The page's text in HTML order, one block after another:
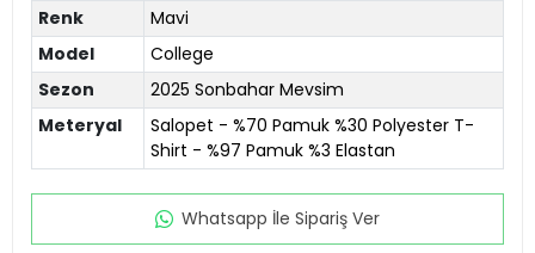
Renk
Mavi
Model
College
Sezon
2025 Sonbahar Mevsim
Meteryal
Salopet - %70 Pamuk %30 Polyester T-
Shirt - %97 Pamuk %3 Elastan
Whatsapp İle Sipariş Ver